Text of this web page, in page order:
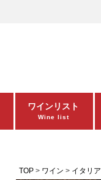
ワインリスト
Wine list
TOP ワイン イタリア